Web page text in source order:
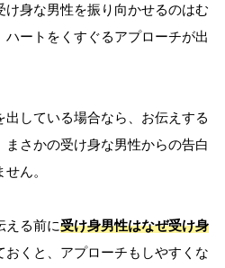
身な男性を振り向かせるのはむ
ートをくすぐるアプローチが出
している場合なら、お伝えする
さかの受け身な男性からの告白
ん。
える前に受け身男性はなぜ受け身
おくと、アプローチもしやすくな